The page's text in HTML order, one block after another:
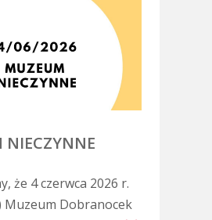
NIECZYNNE
że 4 czerwca 2026 r.
Muzeum Dobranocek